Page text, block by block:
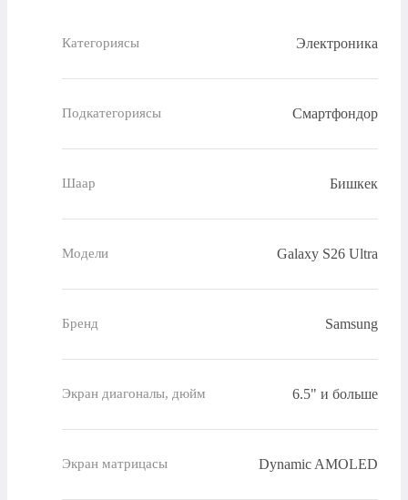
Категориясы Электроника
Подкатегориясы Смартфондор
Шаар Бишкек
Модели Galaxy S26 Ultra
Бренд Samsung
Экран диагоналы, дюйм 6.5" и больше
Экран матрицасы Dynamic AMOLED